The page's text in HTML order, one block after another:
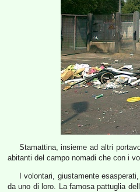
Stamattina, insieme ad altri
abitanti del campo nomadi che con i
I volontari, giustamente
da uno di loro. La famosa pattuglia